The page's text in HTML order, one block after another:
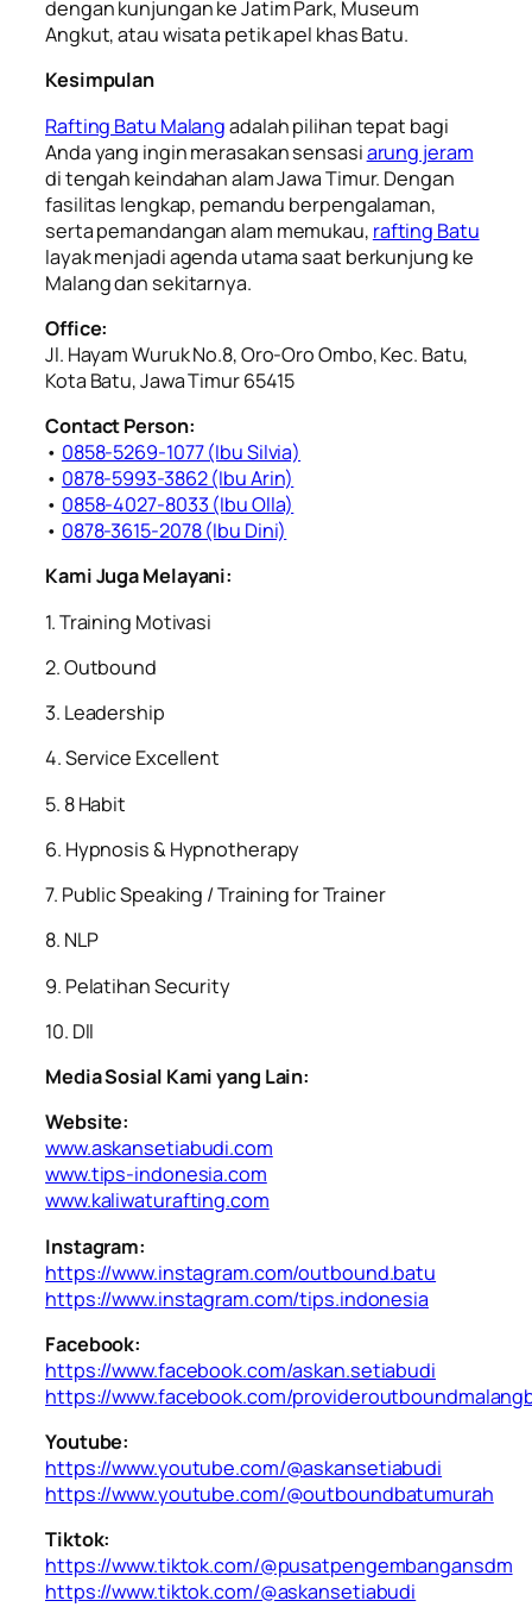
dengan kunjungan ke Jatim Park, Museum
Angkut, atau wisata petik apel khas Batu.
Kesimpulan
Rafting Batu Malangadalah pilihan tepat bagi
Anda yang ingin merasakan sensasiarung jeram
di tengah keindahan alam Jawa Timur. Dengan
fasilitas lengkap, pemandu berpengalaman,
serta pemandangan alam memukau, rafting Batu
layak menjadi agenda utama saat berkunjung ke
Malang dan sekitarnya.
Office:
Jl. Hayam Wuruk No.8, Oro-Oro Ombo, Kec. Batu,
Kota Batu, Jawa Timur 65415
Contact Person:
• 0858-5269-1077 (Ibu Silvia)
• 0878-5993-3862 (Ibu Arin)
• 0858-4027-8033 (Ibu Olla)
• 0878-3615-2078 (Ibu Dini)
Kami Juga Melayani:
1. Training Motivasi
2. Outbound
3. Leadership
4. Service Excellent
5. 8 Habit
6. Hypnosis & Hypnotherapy
7. Public Speaking / Training for Trainer
8. NLP
9. Pelatihan Security
10. Dll
Media Sosial Kami yang Lain:
Website:
www.askansetiabudi.com
www.tips-indonesia.com
www.kaliwaturafting.com
Instagram:
https://www.instagram.com/outbound.batu
https://www.instagram.com/tips.indonesia
Facebook:
https://www.facebook.com/askan.setiabudi
https://www.facebook.com/
Youtube:
https://www.youtube.com/@askansetiabudi
https://www.youtube.com/@outboundbatumurah
Tiktok:
https://www.tiktok.com/@pusatpengembangansdm
https://www.tiktok.com/@askansetiabudi